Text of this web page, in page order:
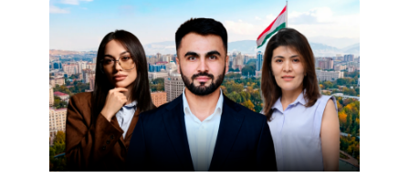
ВНЕШНЕГО
ВИДА
НОВОГО
УСТРОЙСТВА
ОТ
OPENAI